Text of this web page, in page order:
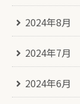
2024年8月
2024年7月
2024年6月